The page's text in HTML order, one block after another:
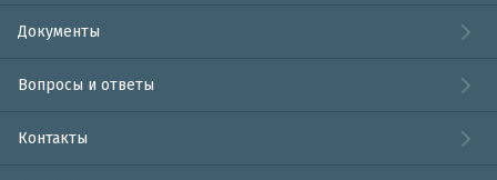
Документы
Вопросы и ответы
Контакты